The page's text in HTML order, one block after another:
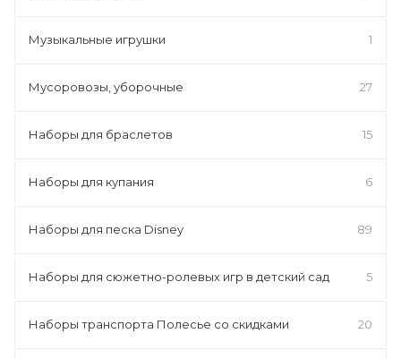
Музыкальные игрушки 1
Мусоровозы, уборочные 27
Наборы для браслетов 15
Наборы для купания 6
Наборы для песка Disney 89
Наборы для сюжетно-ролевых игр в детский сад 5
Наборы транспорта Полесье со скидками 20